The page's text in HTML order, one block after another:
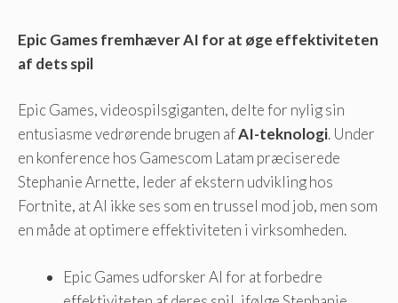
Epic Games fremhæver AI for at øge effektiviteten
af ​​dets spil
Epic Games, videospilsgiganten, delte for nylig sin
entusiasme vedrørende brugen afAI-teknologi. Under
en konference hos Gamescom Latam præciserede
Stephanie Arnette, leder af ekstern udvikling hos
Fortnite, at AI ikke ses som en trussel mod job, men som
en måde at optimere effektiviteten i virksomheden.
Epic Games udforsker AI for at forbedre